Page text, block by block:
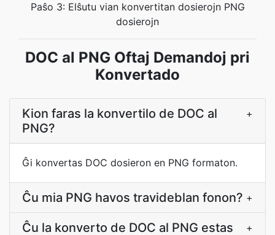
Paŝo 3: Elŝutu vian konvertitan dosierojn PNG
dosierojn
DOC al PNG Oftaj Demandoj pri
Konvertado
Kion faras la konvertilo de DOC al
PNG?
+
Ĝi konvertas DOC dosieron en PNG formaton.
Ĉu mia PNG havos travideblan fonon? +
Ĉu la konverto de DOC al PNG estas
+